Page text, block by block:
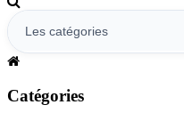
Catégories